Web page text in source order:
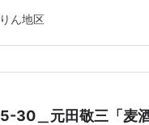
和気橋 池を眺めていると
人を怖がらず、すぐ横を
ん地区
30＿元田敬三「麦